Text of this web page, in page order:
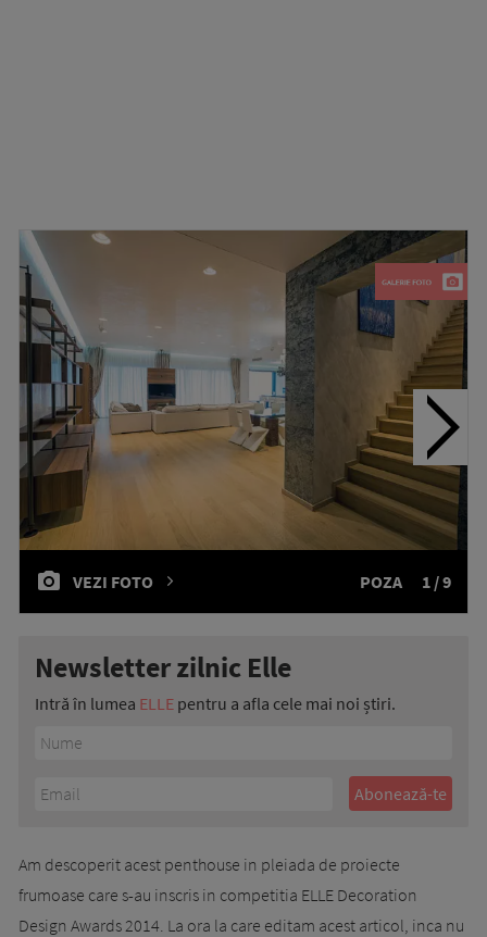
VEZI FOTO POZA 1 / 9
Newsletter zilnic Elle
Intră în lumea ELLE pentru a afla cele mai noi știri.
Am descoperit acest penthouse in pleiada de proiecte
frumoase care s-au inscris in competitia ELLE Decoration
Design Awards 2014. La ora la care editam acest articol, inca nu